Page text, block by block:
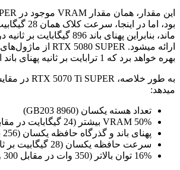
بود، اما در
بهره خواهد برد که 1 ترابایت بر ثانیه پهنای باند ارائه میدهد.
میدهد:
تعداد هسته یکسان (8960 GB203)
50% VRAM بیشتر (24 گیگابایت در مقابل 16 گیگابایت)
پهنای باند و گذرگاه حافظه یکسان (256 بیتی)
سرعت حافظه یکسان (28 گیگابیت بر ثانیه)
16% توان بالاتر (350 وات در مقابل 300 وات)